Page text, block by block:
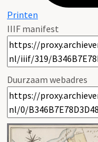
Printen
IIIF manifest
Duurzaam webadres